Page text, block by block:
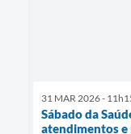
31 MAR 2026 -
Sábado da
atendimentos e